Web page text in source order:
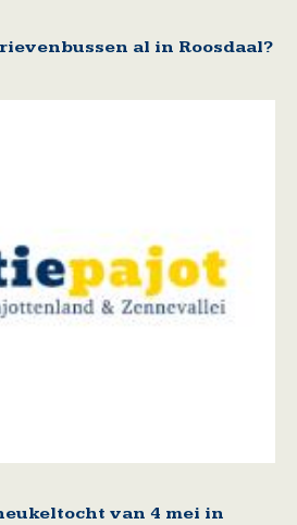
al in Roosdaal?
van 4 mei in